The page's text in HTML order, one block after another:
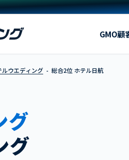
GMO顧
ルウエディング 総合2位 ホテル日航
グ
グ